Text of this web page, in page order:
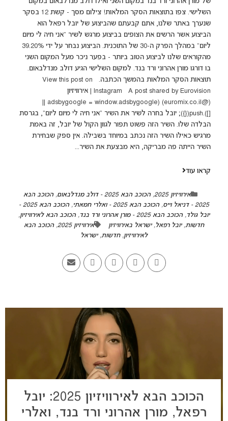
השלישי. צפו בתוצאות הסקר המלאות! צילום מסך - קשת 12 בסקר
שנערך באתר שלנו, אתם קבעתם שהביצוע של יובל רפאל הוא
הביצוע אשר הרשים את הצופים בביצוע מרגש לשיר "אני חיה לי מיום
ליום" במהלך הפרק ה-30 של התוכנית. הביצוע נבחר על ידי 39.20%
מהקוראים שלנו לביצוע הטוב ביותר - בפער ניכר מעל המקום השני
בו דורגו מורן אהרוני ורד בנד. למקום השלישי הגיע דולב מנדלבאום.
תוצאות הסקר המלאות בהמשך הכתבה. View this post on
Instagram A post shared by Eurovision | אירוויזיון
[]).push({}); יובל בחרה לשיר את השיר "אני חיה לי מיום ליום", בגרסת
הבלדה שלו. השיר הזה פשוט תפור לגוון הקול של יובל, זה באמת
מרגיש כאילו השיר הזה נכתב במיוחד בשבילה. אין ספק שבחירת
השיר הייתה פה מבריקה, היא מבצעת את השיר...
קראו עוד
אירוויזיון 2025 ,הכוכב הבא 2025 - דולב מנדלבאום ,הכוכב הבא
2025 - דניאל וייס
,הכוכב הבא 2025 - ואלרי חמאתי ,
הכוכב הבא 2025 -
יובל גולד,הכוכב הבא 2025 - מורן אהרוני ורד בנד ,הכוכב הבא לאירוויזיון,
חדשות,יובל רפאל,ישראל באירוויזיון אירוויזיון 2025 ,הכוכב הבא
לאירוויזיון,חדשות,ישראל
הכוכב הבא לאירוויזיון 2025: יובל
רפאל, מורן אהרוני ורד בנד, ואלרי